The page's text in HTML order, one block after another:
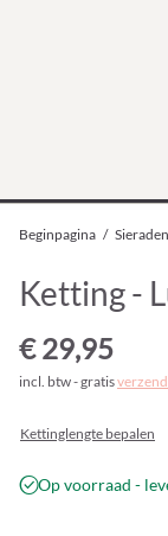
Beginpagina / Sieraden
Ketting -
€ 29,95
incl. btw - gratis
Kettinglengte bepalen
Op voorraad -